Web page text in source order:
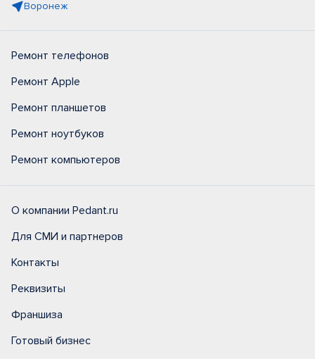
Воронеж
Ремонт телефонов
Ремонт Apple
Ремонт планшетов
Ремонт ноутбуков
Ремонт компьютеров
О компании Pedant.ru
Для СМИ и партнеров
Контакты
Реквизиты
Франшиза
Готовый бизнес